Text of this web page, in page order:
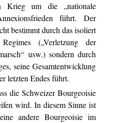
Krieg um die „nationale
führt. Der
bestimmt durch das isoliert
(„Verletzung der
usw.) sondern durch
seine Gesamtentwicklung
letzten Endes führt.
die Schweizer Bourgeoisie
wird. In diesem Sinne ist
andere Bourgeoisie im